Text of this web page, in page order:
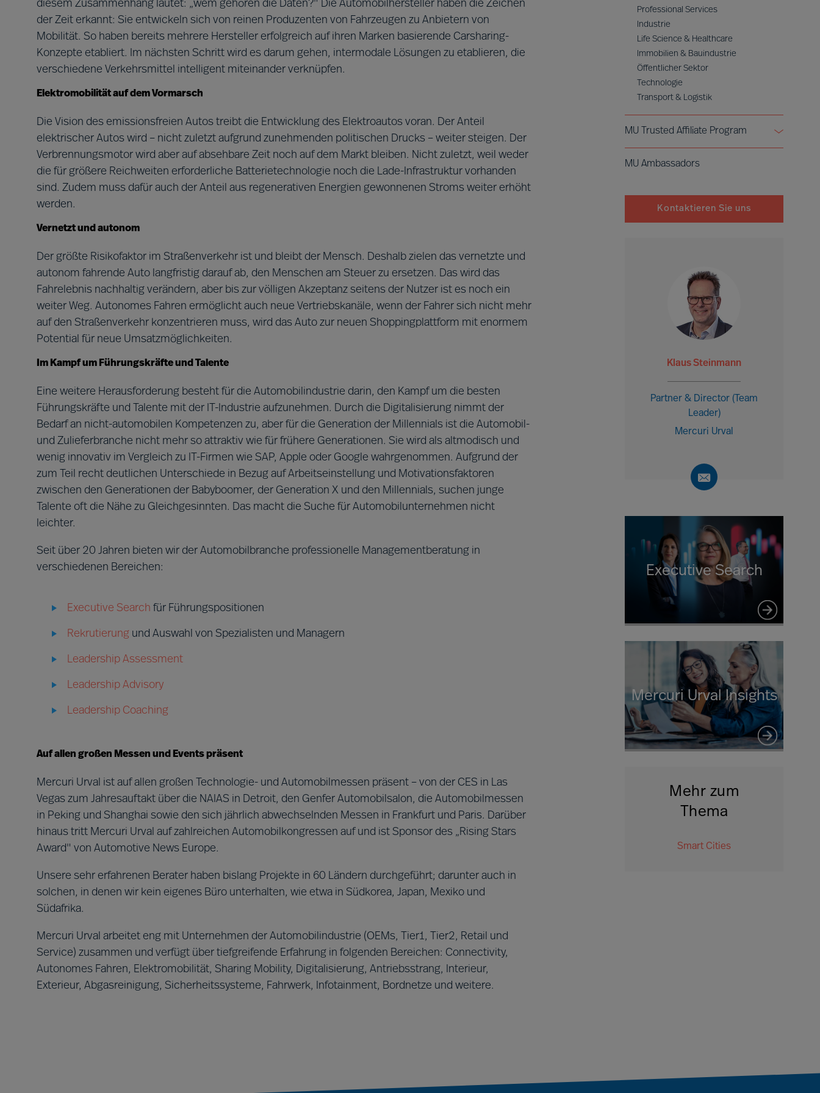
diesem Zusammenhang lautet: „wem gehören die Daten?" Die Automobilhersteller haben die Zeichen
der Zeit erkannt: Sie entwickeln sich von reinen Produzenten von Fahrzeugen zu Anbietern von
Mobilität. So haben bereits mehrere Hersteller erfolgreich auf ihren Marken basierende Carsharing-
Konzepte etabliert. Im nächsten Schritt wird es darum gehen, intermodale Lösungen zu etablieren, die
verschiedene Verkehrsmittel intelligent miteinander verknüpfen.
Elektromobilität auf dem Vormarsch
Die Vision des emissionsfreien Autos treibt die Entwicklung des Elektroautos voran. Der Anteil
elektrischer Autos wird – nicht zuletzt aufgrund zunehmenden politischen Drucks – weiter steigen. Der
Verbrennungsmotor wird aber auf absehbare Zeit noch auf dem Markt bleiben. Nicht zuletzt, weil weder
die für größere Reichweiten erforderliche Batterietechnologie noch die Lade-Infrastruktur vorhanden
sind. Zudem muss dafür auch der Anteil aus regenerativen Energien gewonnenen Stroms weiter erhöht
werden.
Vernetzt und autonom
Der größte Risikofaktor im Straßenverkehr ist und bleibt der Mensch. Deshalb zielen das vernetzte und
autonom fahrende Auto langfristig darauf ab, den Menschen am Steuer zu ersetzen. Das wird das
Fahrelebnis nachhaltig verändern, aber bis zur völligen Akzeptanz seitens der Nutzer ist es noch ein
weiter Weg. Autonomes Fahren ermöglicht auch neue Vertriebskanäle, wenn der Fahrer sich nicht mehr
auf den Straßenverkehr konzentrieren muss, wird das Auto zur neuen Shoppingplattform mit enormem
Potential für neue Umsatzmöglichkeiten.
Im Kampf um Führungskräfte und Talente
Eine weitere Herausforderung besteht für die Automobilindustrie darin, den Kampf um die besten
Führungskräfte und Talente mit der IT-Industrie aufzunehmen. Durch die Digitalisierung nimmt der
Bedarf an nicht-automobilen Kompetenzen zu, aber für die Generation der Millennials ist die Automobil-
und Zulieferbranche nicht mehr so attraktiv wie für frühere Generationen. Sie wird als altmodisch und
wenig innovativ im Vergleich zu IT-Firmen wie SAP, Apple oder Google wahrgenommen. Aufgrund der
zum Teil recht deutlichen Unterschiede in Bezug auf Arbeitseinstellung und Motivationsfaktoren
zwischen den Generationen der Babyboomer, der Generation X und den Millennials, suchen junge
Talente oft die Nähe zu Gleichgesinnten. Das macht die Suche für Automobilunternehmen nicht
leichter.
Seit über 20 Jahren bieten wir der Automobilbranche professionelle Managementberatung in
verschiedenen Bereichen:
Executive Search für Führungspositionen
Rekrutierung und Auswahl von Spezialisten und Managern
Leadership Assessment
Leadership Advisory
Leadership Coaching
Auf allen großen Messen und Events präsent
Mercuri Urval ist auf allen großen Technologie- und Automobilmessen präsent – von der CES in Las
Vegas zum Jahresauftakt über die NAIAS in Detroit, den Genfer Automobilsalon, die Automobilmessen
in Peking und Shanghai sowie den sich jährlich abwechselnden Messen in Frankfurt und Paris. Darüber
hinaus tritt Mercuri Urval auf zahlreichen Automobilkongressen auf und ist Sponsor des „Rising Stars
Award" von Automotive News Europe.
Unsere sehr erfahrenen Berater haben bislang Projekte in 60 Ländern durchgeführt; darunter auch in
solchen, in denen wir kein eigenes Büro unterhalten, wie etwa in Südkorea, Japan, Mexiko und
Südafrika.
Mercuri Urval arbeitet eng mit Unternehmen der Automobilindustrie (OEMs, Tier1, Tier2, Retail und
Service) zusammen und verfügt über tiefgreifende Erfahrung in folgenden Bereichen: Connectivity,
Autonomes Fahren, Elektromobilität, Sharing Mobility, Digitalisierung, Antriebsstrang, Interieur,
Exterieur, Abgasreinigung, Sicherheitssysteme, Fahrwerk, Infotainment, Bordnetze und weitere.
Professional Services
Industrie
Life Science & Healthcare
Immobilien & Bauindustrie
Öffentlicher Sektor
Technologie
Transport & Logistik
MU Trusted Affiliate Program
Cranfield University
MU Ambassadors
Kontaktieren Sie uns
Klaus Steinmann
Partner & Director (Team
Leader)
Mercuri Urval
Executive Search
Mercuri Urval Insights
Mehr zum
Thema
Smart Cities